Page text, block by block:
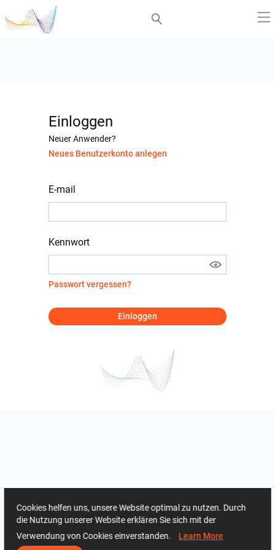
Einloggen
Neuer Anwender?
Neues Benutzerkonto anlegen
E-mail
Kennwort
Passwort vergessen?
Einloggen
Cookies helfen uns, unsere Website optimal zu nutzen. Durch
die Nutzung unserer Website erklären Sie sich mit der
Verwendung von Cookies einverstanden. Learn More